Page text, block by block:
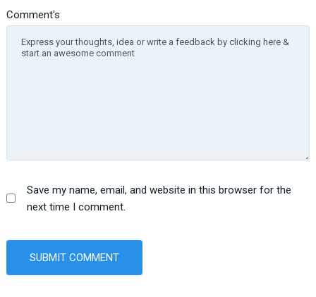
Comment's
Save my name, email, and website in this browser for the
next time I comment.